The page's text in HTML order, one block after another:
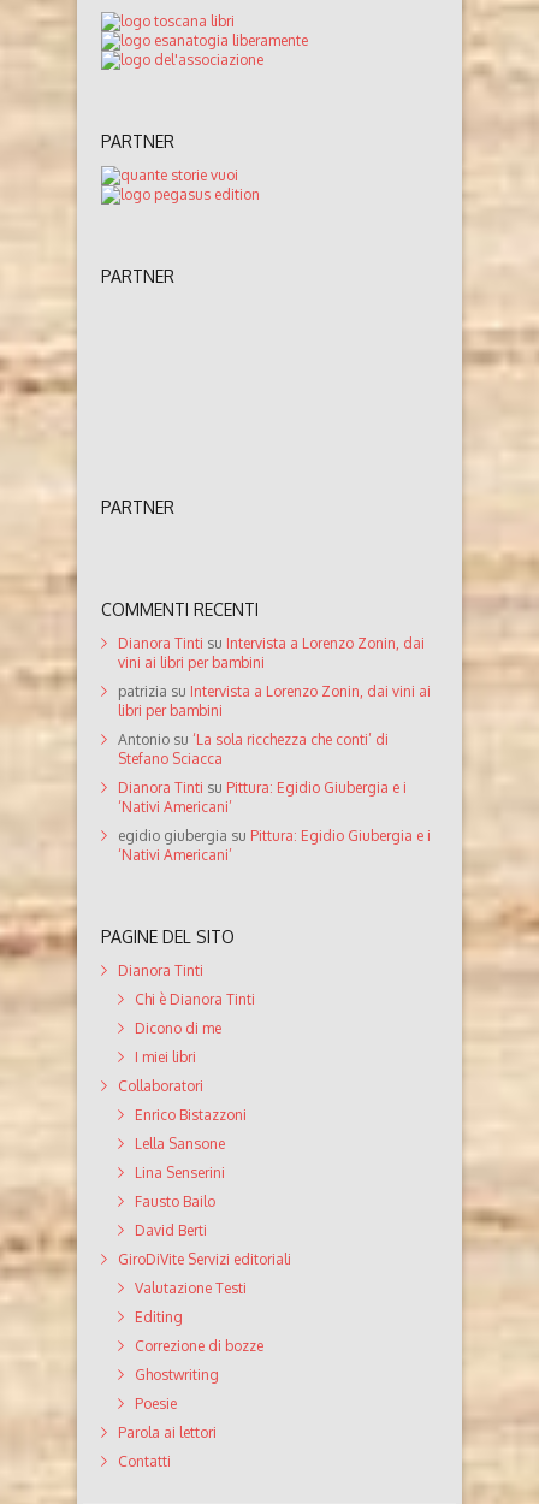
PARTNER
PARTNER
PARTNER
COMMENTI RECENTI
Dianora Tinti su Intervista a Lorenzo Zonin, dai
vini ai libri per bambini
patrizia su Intervista a Lorenzo Zonin, dai vini ai
libri per bambini
Antonio su ‘La sola ricchezza che conti’ di
Stefano Sciacca
Dianora Tinti su Pittura: Egidio Giubergia e i
‘Nativi Americani’
egidio giubergia su Pittura: Egidio Giubergia e i
‘Nativi Americani’
PAGINE DEL SITO
Dianora Tinti
Chi è Dianora Tinti
Dicono di me
I miei libri
Collaboratori
Enrico Bistazzoni
Lella Sansone
Lina Senserini
Fausto Bailo
David Berti
GiroDiVite Servizi editoriali
Valutazione Testi
Editing
Correzione di bozze
Ghostwriting
Poesie
Parola ai lettori
Contatti